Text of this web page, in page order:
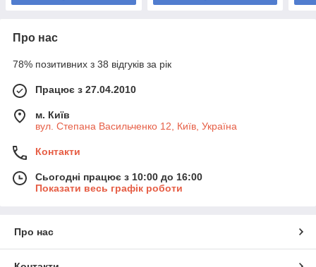
Про нас
78% позитивних з 38 відгуків за рік
Працює з 27.04.2010
м. Київ
вул. Степана Васильченко 12, Київ, Україна
Контакти
Сьогодні працює з 10:00 до 16:00
Показати весь графік роботи
Про нас